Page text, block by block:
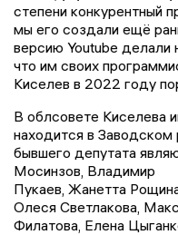
степени конкурентный
мы его создали ещё
версию Youtube
что им своих
Киселев в 2022 году
В облсовете Киселева
находится в Заводском
бывшего депутата
Мосинзов, Владимир
Пукаев, Жанетта
Олеся Светлакова,
Филатова, Елена